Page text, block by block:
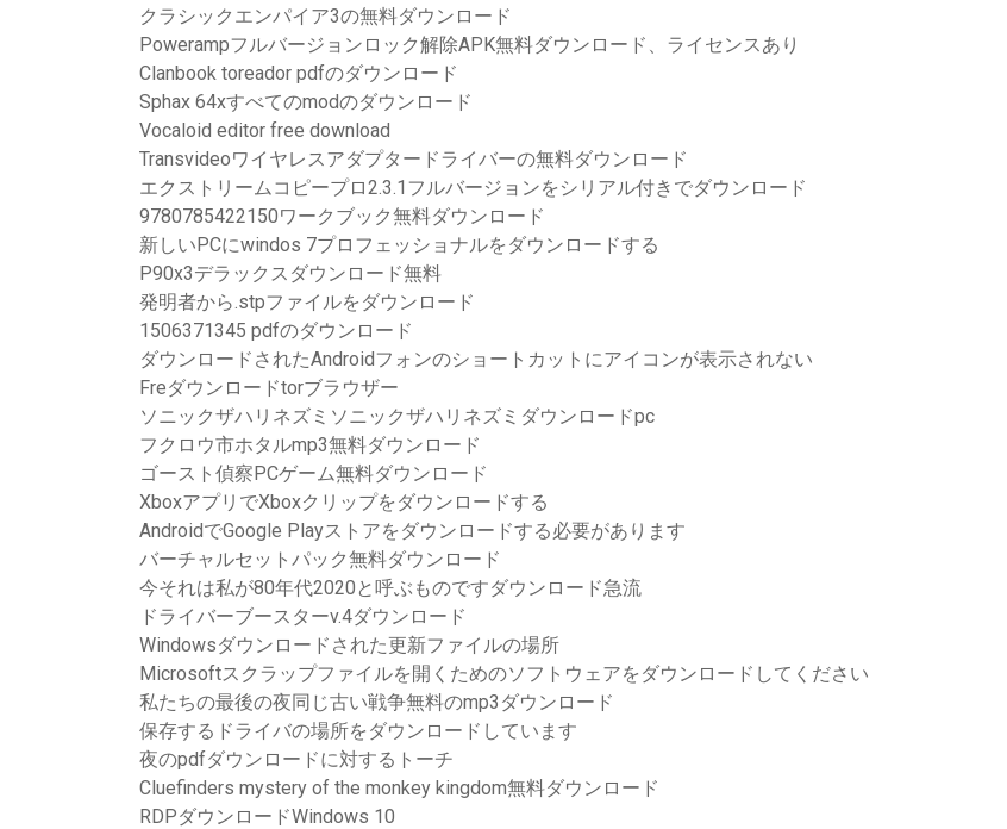
クラシックエンパイア3の無料ダウンロード
Powerampフルバージョンロック解除APK無料ダウンロード、ライセンスあり
Clanbook toreador pdfのダウンロード
Sphax 64xすべてのmodのダウンロード
Vocaloid editor free download
Transvideoワイヤレスアダプタードライバーの無料ダウンロード
エクストリームコピープロ2.3.1フルバージョンをシリアル付きでダウンロード
9780785422150ワークブック無料ダウンロード
新しいPCにwindos 7プロフェッショナルをダウンロードする
P90x3デラックスダウンロード無料
発明者から.stpファイルをダウンロード
1506371345 pdfのダウンロード
ダウンロードされたAndroidフォンのショートカットにアイコンが表示されない
Freダウンロードtorブラウザー
ソニックザハリネズミソニックザハリネズミダウンロードpc
フクロウ市ホタルmp3無料ダウンロード
ゴースト偵察PCゲーム無料ダウンロード
XboxアプリでXboxクリップをダウンロードする
AndroidでGoogle Playストアをダウンロードする必要があります
バーチャルセットパック無料ダウンロード
今それは私が80年代2020と呼ぶものですダウンロード急流
ドライバーブースターv.4ダウンロード
Windowsダウンロードされた更新ファイルの場所
Microsoftスクラップファイルを開くためのソフトウェアをダウンロードしてください
私たちの最後の夜同じ古い戦争無料のmp3ダウンロード
保存するドライバの場所をダウンロードしています
夜のpdfダウンロードに対するトーチ
Cluefinders mystery of the monkey kingdom無料ダウンロード
RDPダウンロードWindows 10